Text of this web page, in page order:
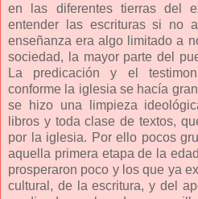
en las diferentes tierras del
entender las escrituras si no
enseñanza era algo limitado a
sociedad, la mayor parte del
La predicación y el
conforme la iglesia se hacía
se hizo una limpieza
libros y toda clase de textos,
por la iglesia. Por ello pocos
aquella primera etapa de la
prosperaron poco y los que ya
cultural, de la escritura, y del